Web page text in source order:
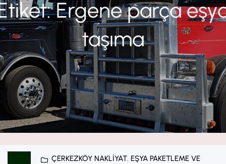
Ergene parça
taşıma
ÇERKEZKÖY NAKLIYAT, EŞYA PAKETLEME VE